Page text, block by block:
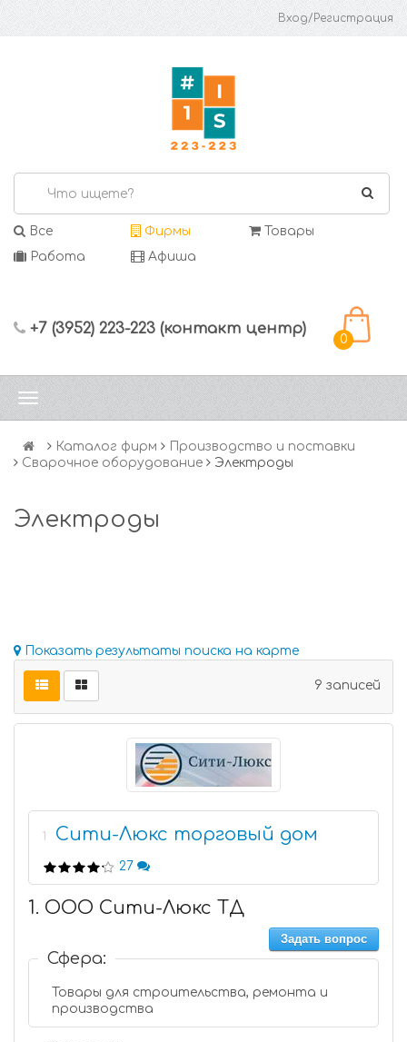
Вход/Регистрация
Все Фирмы
Товары
Работа
Афиша
+7 (3952) 223-223 (контакт центр)
0
Каталог фирм
Производство и поставки
Сварочное оборудование
Электроды
Электроды
Показать результаты поиска на карте
9 записей
1 Сити-Люкс торговый дом
27
1. ООО Сити-Люкс ТД
Задать вопрос
Сфера:
Товары для строительства, ремонта и
производства